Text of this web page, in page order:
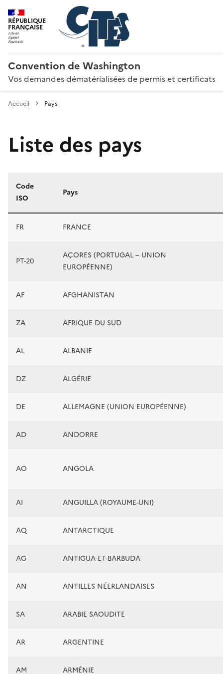
RÉPUBLIQUE
FRANÇAISE
Convention de Washington
Vos demandes dématérialisées de permis et certificats
Accueil Pays
Liste des pays
Liste des pays
Code
ISO
Pays
FR FRANCE
PT-20
AÇORES (PORTUGAL – UNION
EUROPÉENNE)
AF AFGHANISTAN
ZA AFRIQUE DU SUD
AL ALBANIE
DZ ALGÉRIE
DE ALLEMAGNE (UNION EUROPÉENNE)
AD ANDORRE
AO ANGOLA
AI ANGUILLA (ROYAUME-UNI)
AQ ANTARCTIQUE
AG ANTIGUA-ET-BARBUDA
AN ANTILLES NÉERLANDAISES
SA ARABIE SAOUDITE
AR ARGENTINE
AM ARMÉNIE